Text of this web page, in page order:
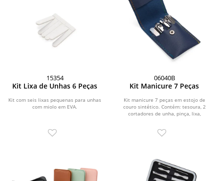
15354
Kit Lixa de Unhas 6 Peças
Kit com seis lixas pequenas para unhas
com miolo em EVA.
06040B
Kit Manicure 7 Peças
Kit manicure 7 peças em estojo de
couro sintético. Contém: tesoura, 2
cortadores de unha, pinça, lixa,